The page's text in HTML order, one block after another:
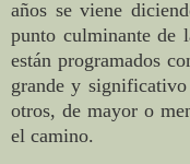
años se viene
punto culminante de
están programados
grande y
otros, de mayor o
el camino.